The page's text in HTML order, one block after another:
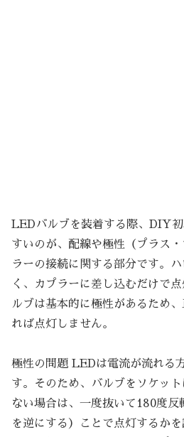
LEDバルブを装着する際、DIY
すいのが、配線や極性（プラス
ラーの接続に関する部分です。
く、カプラーに差し込むだけで
ルブは基本的に極性があるため
れば点灯しません。
極性の問題 LEDは電流が流れる
す。そのため、バルブをソケッ
ない場合は、一度抜いて180度反
を逆にする）ことで点灯するか